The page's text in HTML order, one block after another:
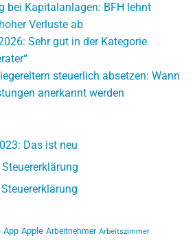
bei Kapitalanlagen: BFH lehnt
Verluste ab
Sehr gut in der Kategorie
steuerlich absetzen: Wann
anerkannt werden
Das ist neu
App Apple Arbeitnehmer Arbeitszimmer